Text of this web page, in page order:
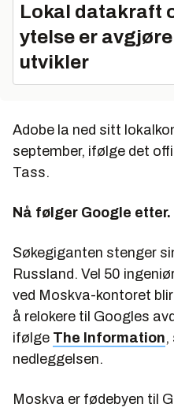
Lokal datakraft
ytelse er
utvikler
Adobe la ned sitt
september, ifølge det
Tass.
Nå følger Google etter.
Søkegiganten stenger
Russland. Vel 50
ved Moskva-kontoret
å relokere til Googles
ifølge The Information,
nedleggelsen.
Moskva er fødebyen til